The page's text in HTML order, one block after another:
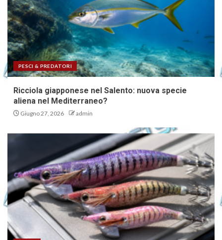
PESCI & PREDATORI
Ricciola giapponese nel Salento: nuova specie
aliena nel Mediterraneo?
Giugno 27, 2026 admin